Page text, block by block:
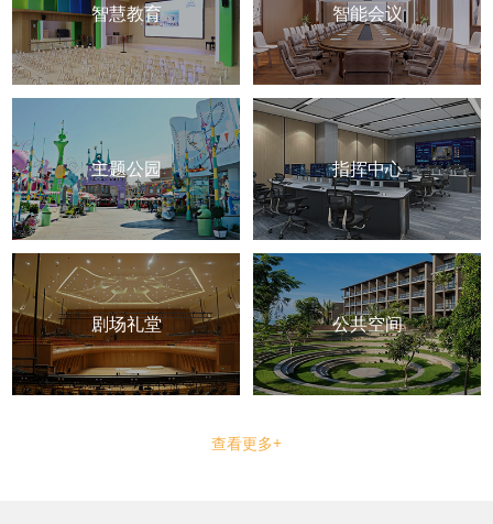
智慧教育 智能会议
主题公园 指挥中心
剧场礼堂 公共空间
查看更多+